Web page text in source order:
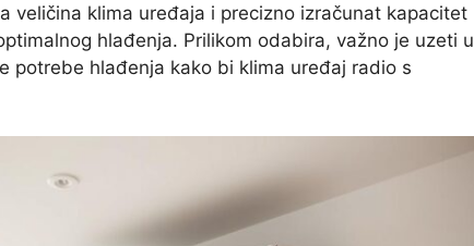
veličina klima uređaja i precizno izračunat kapacitet
hlađenja. Prilikom odabira, važno je uzeti u
potrebe hlađenja kako bi klima uređaj radio s